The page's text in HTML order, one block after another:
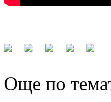
Още по